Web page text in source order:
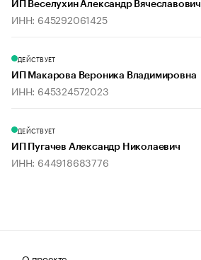
ИП Веселухин Александр Вячеславович
ИНН: 645292061425
ДЕЙСТВУЕТ
ИП Макарова Вероника Владимировна
ИНН: 645324572023
ДЕЙСТВУЕТ
ИП Пугачев Александр Николаевич
ИНН: 644918683776